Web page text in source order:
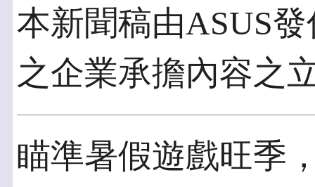
本新聞稿由ASUS
之企業承擔內容之
瞄準暑假遊戲旺季